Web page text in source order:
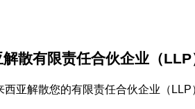
散有限责任合伙企业（LLP
西亚解散您的有限责任合伙企业（